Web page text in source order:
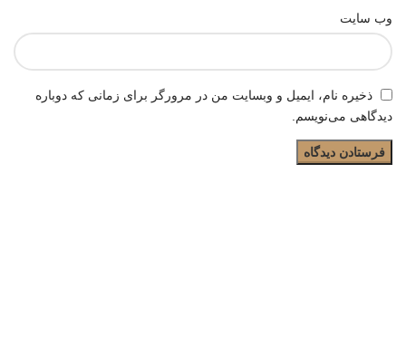
وب‌ سایت
ذخیره نام، ایمیل و وبسایت من در مرورگر برای زمانی که دوباره
دیدگاهی می‌نویسم.